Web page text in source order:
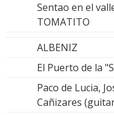
Sentao en el
TOMATITO
ALBENIZ
El Puerto de la
Paco de Lucia,
Cañizares